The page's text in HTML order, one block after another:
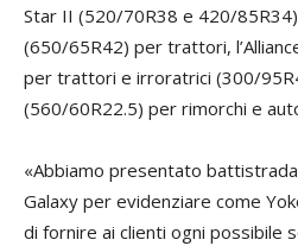
Star II (520/70R38 e 420/85R34)
(650/65R42) per trattori,
per trattori e irroratrici (300/
(560/60R22.5) per rimorchi e
«Abbiamo presentato battistrada
Galaxy per evidenziare come
di fornire ai clienti ogni possibile